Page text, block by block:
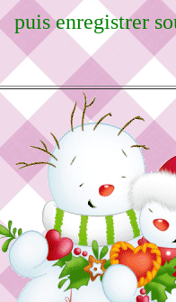
puis enregistrer